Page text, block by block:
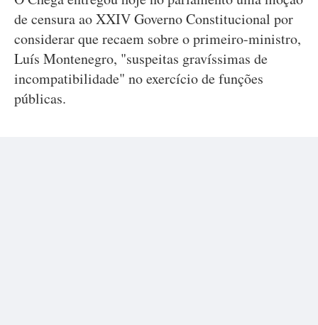
de censura ao XXIV Governo Constitucional por
considerar que recaem sobre o primeiro-ministro,
Luís Montenegro, "suspeitas gravíssimas de
incompatibilidade" no exercício de funções
públicas.